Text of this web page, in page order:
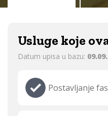
Usluge koje
Datum upisa u bazu:
Postavljanje